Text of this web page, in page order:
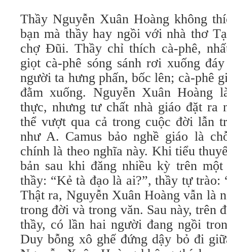
Thầy Nguyễn Xuân Hoàng không
bạn mà thầy hay ngồi với nhà thơ
chợ Đũi. Thầy chỉ thích cà-phê,
giọt cà-phê sóng sánh rơi xuống
người ta hưng phấn, bốc lên; cà-phê
đằm xuống. Nguyễn Xuân Hoàng
thực, nhưng tư chất nhà giáo đặt ra
thể vượt qua cả trong cuộc đời lẫn
như A. Camus bảo nghề giáo là
chính là theo nghĩa này. Khi tiểu
bản sau khi đăng nhiều kỳ trên
thầy: “Kẻ tà đạo là ai?”, thầy tự trào:
Thật ra, Nguyễn Xuân Hoàng vẫn là
trong đời và trong văn. Sau này, trên
thầy, có lần hai người đang ngồi
Duy bỗng xô ghế đứng dậy bỏ đi